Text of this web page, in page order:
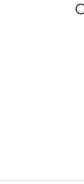
Закажите
в